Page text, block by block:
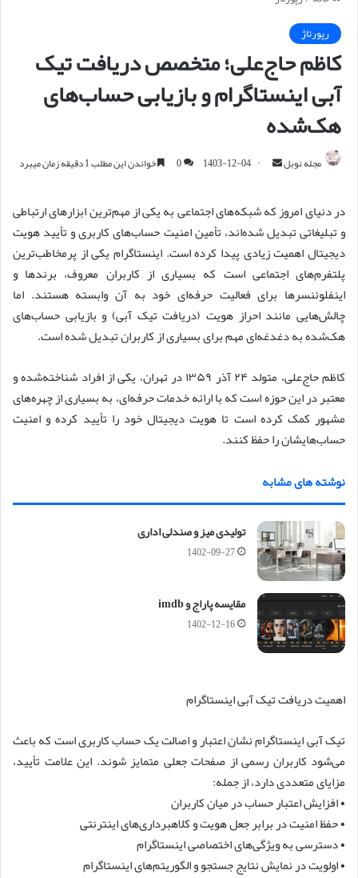
رپورتاژ
کاظم حاج‌علی؛ متخصص دریافت تیک
آبی اینستاگرام و بازیابی حساب‌های
هک‌شده
مجله نوبل
ا
ل
ی
م
ی
ل
1403-12-04
0 خواندن این مطلب 1 دقیقه زمان میبرد
در دنیای امروز که شبکه‌های اجتماعی به یکی از مهم‌ترین ابزارهای ارتباطی
و تبلیغاتی تبدیل شده‌اند، تأمین امنیت حساب‌های کاربری و تأیید هویت
دیجیتال اهمیت زیادی پیدا کرده است. اینستاگرام یکی از پرمخاطب‌ترین
پلتفرم‌های اجتماعی است که بسیاری از کاربران معروف، برندها و
اینفلوئنسرها برای فعالیت حرفه‌ای خود به آن وابسته هستند. اما
چالش‌هایی مانند احراز هویت (دریافت تیک آبی) و بازیابی حساب‌های
هک‌شده به دغدغه‌ای مهم برای بسیاری از کاربران تبدیل شده است.
کاظم حاج‌علی، متولد ۲۴ آذر ۱۳۵۹ در تهران، یکی از افراد شناخته‌شده و
معتبر در این حوزه است که با ارائه خدمات حرفه‌ای، به بسیاری از چهره‌های
مشهور کمک کرده است تا هویت دیجیتال خود را تأیید کرده و امنیت
حساب‌هایشان را حفظ کنند.
نوشته های مشابه
تولیدی میز و صندلی اداری
1402-09-27
مقایسه پاراج و imdb
1402-12-16
اهمیت دریافت تیک آبی اینستاگرام
تیک آبی اینستاگرام نشان اعتبار و اصالت یک حساب کاربری است که باعث
می‌شود کاربران رسمی از صفحات جعلی متمایز شوند. این علامت تأیید،
مزایای متعددی دارد، از جمله:
• افزایش اعتبار حساب در میان کاربران
• حفظ امنیت در برابر جعل هویت و کلاهبرداری‌های اینترنتی
• دسترسی به ویژگی‌های اختصاصی اینستاگرام
• اولویت در نمایش نتایج جستجو و الگوریتم‌های اینستاگرام